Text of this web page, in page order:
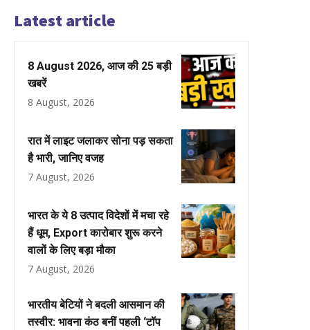
Latest article
8 August 2026, आज की 25 बड़ी
खबरें
8 August, 2026
रात में लाइट जलाकर सोना पड़ सकता
है भारी, जानिए वजह
7 August, 2026
भारत के ये 8 उत्पाद विदेशों में मचा रहे
हैं धूम, Export कारोबार शुरू करने
वालों के लिए बड़ा मौका
7 August, 2026
भारतीय बेटियों ने बदली आसमान की
तस्वीर: भावना कंठ बनीं पहली ‘टॉप